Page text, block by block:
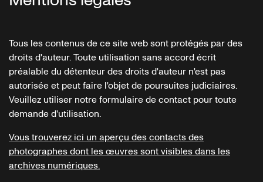
Tous les contenus de ce site web sont protégés par des
droits d'auteur. Toute utilisation sans accord écrit
préalable du détenteur des droits d'auteur n'est pas
autorisée et peut faire l'objet de poursuites judiciaires.
Veuillez utiliser notre formulaire de contact pour toute
demande d'utilisation.
Vous trouverez ici un aperçu des contacts des
photographes dont les œuvres sont visibles dans les
archives numériques.